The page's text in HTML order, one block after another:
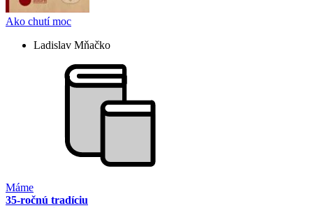
Ako chutí moc
Ladislav Mňačko
Máme
35-ročnú tradíciu